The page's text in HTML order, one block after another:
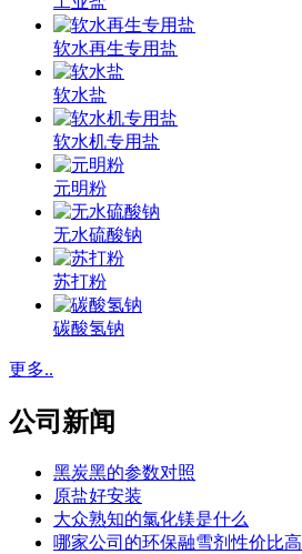
软水再生专用盐
软水盐
软水机专用盐
元明粉
无水硫酸钠
苏打粉
碳酸氢钠
更多..
公司新闻
黑炭黑的参数对照
原盐好安装
大众熟知的氯化镁是什么
哪家公司的环保融雪剂性价比高